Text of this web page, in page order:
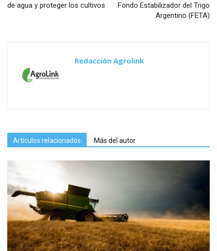
de agua y proteger los cultivos
Fondo Estabilizador del Trigo
Argentino (FETA)
Redacción Agrolink
Artículos relacionados Más del autor